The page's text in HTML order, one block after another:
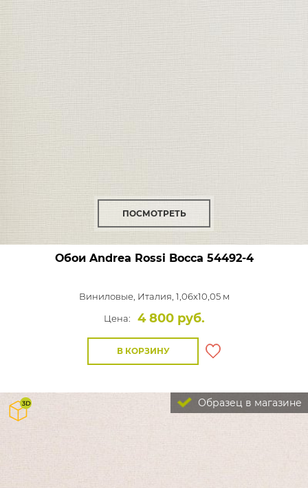
ПОСМОТРЕТЬ
Обои Andrea Rossi Bocca 54492-4
Виниловые, Италия, 1,06x10,05 м
Цена:
4 800 руб.
В КОРЗИНУ
Образец в магазине